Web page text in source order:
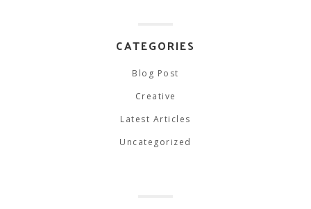
CATEGORIES
Blog Post
Creative
Latest Articles
Uncategorized